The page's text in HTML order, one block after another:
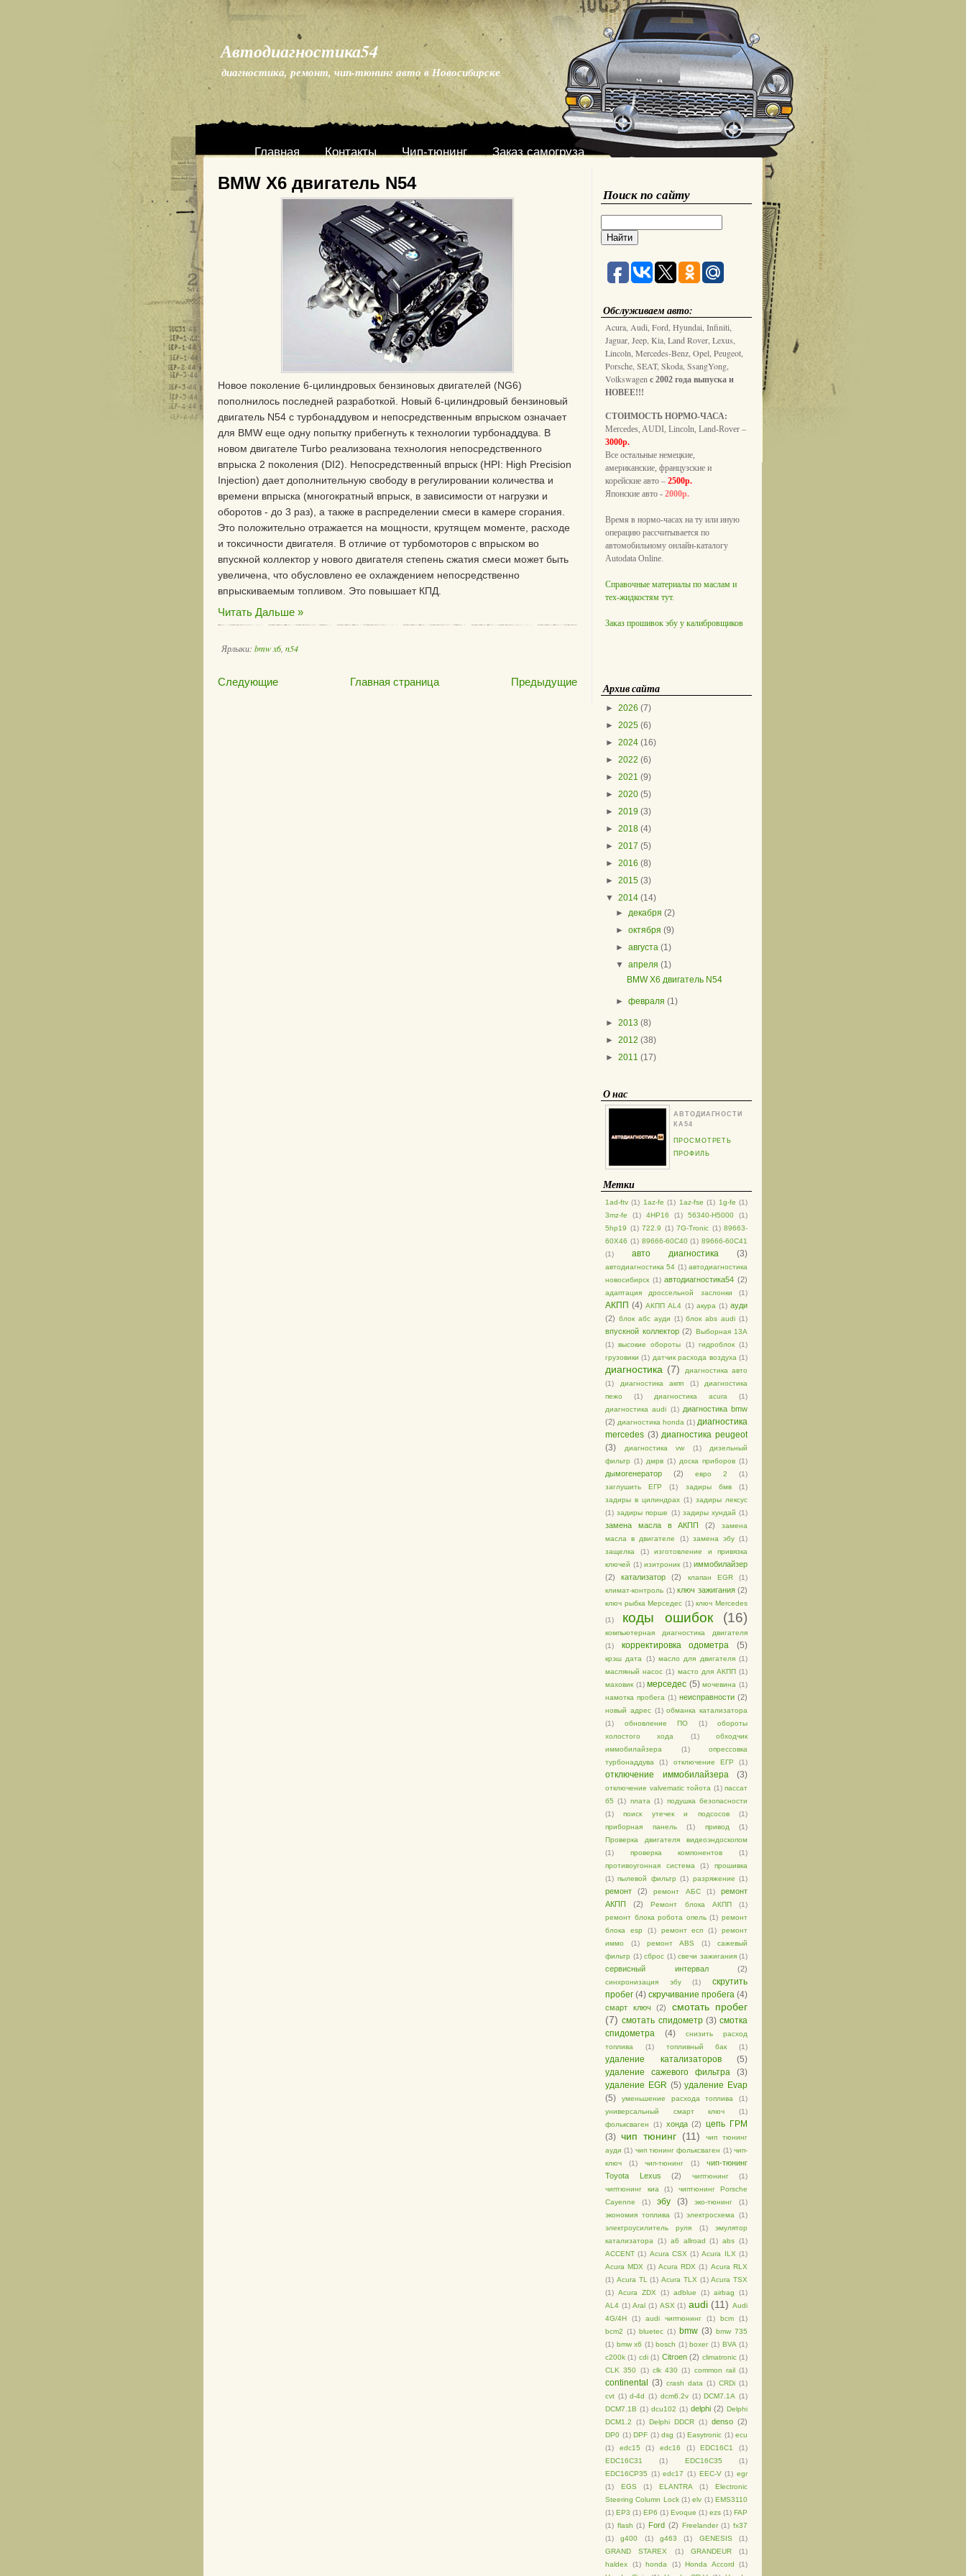
Автодиагностика54
диагностика, ремонт, чип-тюнинг авто в Новосибирске
Главная Контакты Чип-тюнинг Заказ самогруза
BMW X6 двигатель N54
Новое поколение 6-цилиндровых бензиновых двигателей (NG6)
пополнилось последней разработкой. Новый 6-цилиндровый бензиновый
двигатель N54 с турбонаддувом и непосредственным впрыском означает
для BMW еще одну попытку прибегнуть к технологии турбонаддува. В
новом двигателе Turbo реализована технология непосредственного
впрыска 2 поколения (DI2). Непосредственный впрыск (HPI: High Precision
Injection) дает дополнительную свободу в регулировании количества и
времени впрыска (многократный впрыск, в зависимости от нагрузки и
оборотов - до 3 раз), а также в распределении смеси в камере сгорания.
Это положительно отражается на мощности, крутящем моменте, расходе
и токсичности двигателя. В отличие от турбомоторов с впрыском во
впускной коллектор у нового двигателя степень сжатия смеси может быть
увеличена, что обусловлено ее охлаждением непосредственно
впрыскиваемым топливом. Это повышает КПД.
Читать Дальше »
Ярлыки: bmw x6, n54
Следующие Предыдущие
Главная страница
Поиск по сайту
Обслуживаем авто:
Acura, Audi, Ford, Hyundai, Infiniti,
Jaguar, Jeep, Kia, Land Rover, Lexus,
Lincoln, Mercedes-Benz, Opel, Peugeot,
Porsche, SEAT, Skoda, SsangYong,
Volkswagen с 2002 года выпуска и
НОВЕЕ!!!
СТОИМОСТЬ НОРМО-ЧАСА:
Mercedes, AUDI, Lincoln, Land-Rover –
3000р.
Все остальные немецкие,
американские, французские и
корейские авто – 2500р.
Японские авто - 2000р.
Время в нормо-часах на ту или иную
операцию рассчитывается по
автомобильному онлайн-каталогу
Autodata Online.
Справочные материалы по маслам и
тех-жидкостям тут.
Заказ прошивок эбу у калибровщиков
Архив сайта
► 2026 (7)
► 2025 (6)
► 2024 (16)
► 2022 (6)
► 2021 (9)
► 2020 (5)
► 2019 (3)
► 2018 (4)
► 2017 (5)
► 2016 (8)
► 2015 (3)
▼ 2014 (14)
►декабря (2)
►октября (9)
►августа (1)
▼апреля (1)
BMW X6 двигатель N54
►февраля (1)
► 2013 (8)
► 2012 (38)
► 2011 (17)
О нас
АВТОДИАГНОСТИ
КА54
ПРОСМОТРЕТЬ
ПРОФИЛЬ
Метки
1ad-ftv (1) 1az-fe (1) 1az-fse (1) 1g-fe (1)
3mz-fe
(1) 4HP16 (1) 56340-H5000
(1)
5hp19 (1) 722.9 (1) 7G-Tronic (1) 89663-
60X46 (1) 89666-60C40 (1) 89666-60C41
(1)
авто диагностика (3)
автодиагностика 54 (1) автодиагностика
новосибирск (1) автодиагностика54 (2)
адаптация дроссельной заслонки (1)
АКПП (4) АКПП AL4 (1) акура (1) ауди
(2) блок абс ауди (1) блок abs audi (1)
впускной коллектор (2)
Выборная 13А
(1) высокие обороты (1) гидроблок (1)
грузовики (1) датчик расхода воздуха (1)
диагностика (7)
диагностика авто
(1)
диагностика акпп (1)
диагностика
пежо
(1) диагностика acura
(1)
диагностика audi (1) диагностика bmw
(2) диагностика honda (1) диагностика
mercedes (3) диагностика peugeot
(3)
диагностика vw (1)
дизельный
фильтр (1) дмрв (1) доска приборов (1)
дымогенератор (2) евро 2
(1)
заглушить ЕГР
(1) задиры бмв
(1)
задиры в цилиндрах (1) задиры лексус
(1) задиры порше (1) задиры хундай (1)
замена масла в АКПП (2)
замена
масла в двигателе
(1) замена эбу (1)
защелка
(1)
изготовление и привязка
ключей (1) изитроник (1) иммобилайзер
(2)
катализатор (2) клапан EGR
(1)
климат-контроль (1) ключ зажигания (2)
ключ рыбка Мерседес (1) ключ Mercedes
(1) коды ошибок (16)
компьютерная диагностика двигателя
(1)
корректировка одометра (5)
крэш дата (1) масло для двигателя (1)
масляный насос (1) масто для АКПП (1)
маховик (1) мерседес (5) мочевина (1)
намотка пробега (1) неисправности (2)
новый адрес (1) обманка катализатора
(1)
обновление ПО (1)
обороты
холостого хода
(1)
обходчик
иммобилайзера
(1)
опрессовка
турбонаддува
(1) отключение ЕГР (1)
отключение иммобилайзера (3)
отключение valvematic тойота (1) пассат
б5 (1) плата (1) подушка безопасности
(1)
поиск утечек и подсосов
(1)
приборная панель
(1) привод
(1)
Проверка двигателя видеоэндоскопом
(1)
проверка компонентов
(1)
противоугонная система
(1)
прошивка
(1) пылевой фильтр (1) разряжение (1)
ремонт (2) ремонт АБС (1)
ремонт
АКПП
(2) Ремонт блока АКПП
(1)
ремонт блока робота опель (1) ремонт
блока esp
(1) ремонт есп (1)
ремонт
иммо
(1) ремонт ABS (1)
сажевый
фильтр (1) сброс (1) свечи зажигания (1)
сервисный интервал (2)
синхронизация эбу (1)
скрутить
пробег (4) скручивание пробега (4)
смарт ключ (2)
смотать пробег
(7) смотать спидометр (3) смотка
спидометра
(4)
снизить расход
топлива
(1) топливный бак (1)
удаление катализаторов
(5)
удаление сажевого фильтра
(3)
удаление EGR (5) удаление Evap
(5)
уменьшение расхода топлива
(1)
универсальный смарт ключ
(1)
фольксваген
(1) хонда (2)
цепь ГРМ
(3) чип тюнинг (11)
чип тюнинг
ауди (1) чип тюнинг фольксваген (1) чип-
ключ
(1) чип-тюнинг (1)
чип-тюнинг
Toyota Lexus
(2) чиптюнинг
(1)
чиптюнинг киа
(1)
чиптюнинг Porsche
Cayenne
(1) эбу (3) эко-тюнинг
(1)
экономия топлива (1) электросхема (1)
электроусилитель руля
(1)
эмулятор
катализатора (1) a6 allroad (1) abs (1)
ACCENT (1) Acura CSX (1) Acura ILX (1)
Acura MDX (1) Acura RDX (1) Acura RLX
(1) Acura TL (1) Acura TLX (1) Acura TSX
(1) Acura ZDX (1) adblue (1) airbag
(1)
AL4 (1) Aral (1) ASX (1) audi (11) Audi
4G/4H
(1) audi чиптюнинг (1) bcm
(1)
bcm2 (1) bluetec (1) bmw (3) bmw 735
(1) bmw x6 (1) bosch (1) boxer (1) BVA (1)
c200k (1) cdi (1) Citroen (2) climatronic (1)
CLK 350 (1) clk 430 (1) common rail (1)
continental (3) crash data (1) CRDi (1)
cvt (1) d-4d (1) dcm6.2v (1) DCM7.1A (1)
DCM7.1B (1) dcu102 (1) delphi (2) Delphi
DCM1.2
(1) Delphi DDCR (1) denso (2)
DP0 (1) DPF (1) dsg (1) Easytronic (1) ecu
(1)
edc15 (1) edc16 (1) EDC16C1
(1)
EDC16C31
(1) EDC16C35
(1)
EDC16CP35 (1) edc17 (1) EEC-V (1) egr
(1)
EGS (1) ELANTRA (1)
Electronic
Steering Column Lock (1) elv (1) EMS3110
(1) EP3 (1) EP6 (1) Evoque (1) ezs (1) FAP
(1) flash (1) Ford (2) Freelander (1) fx37
(1)
g400 (1) g463 (1) GENESIS
(1)
GRAND STAREX
(1) GRANDEUR
(1)
haldex
(1) honda (1) Honda Accord
(1)